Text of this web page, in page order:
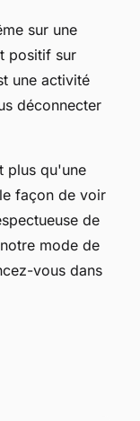
sur une
positif sur
une activité
déconnecter
plus qu'une
façon de voir
de
mode de
vous dans